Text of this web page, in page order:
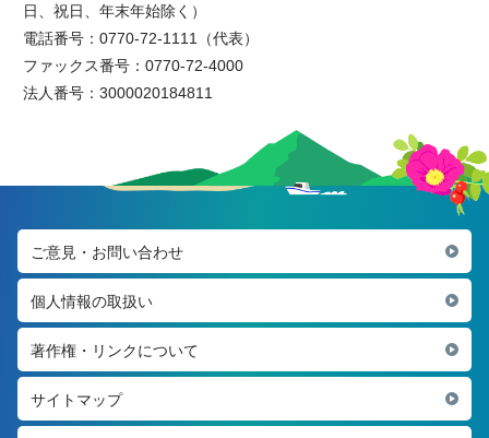
日、祝日、年末年始除く）
電話番号：0770-72-1111（代表）
ファックス番号：0770-72-4000
法人番号：3000020184811
ご意見・お問い合わせ
個人情報の取扱い
著作権・リンクについて
サイトマップ